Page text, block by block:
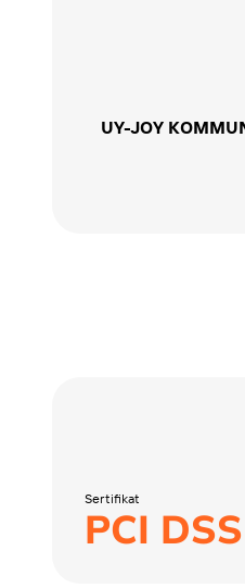
UY-JOY
Sertifikat
PCI DSS